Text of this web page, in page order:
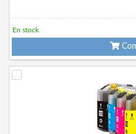
En stock